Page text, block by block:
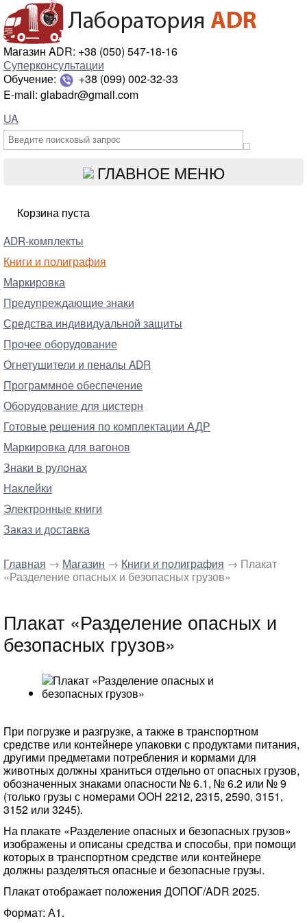
Магазин ADR: +38 (050) 547-18-16
Суперконсультации
Обучение:
+38 (099) 002-32-33
E-mail: glabadr@gmail.com
UA
ГЛАВНОЕ МЕНЮ
Корзина пуста
ADR-комплекты
Книги и полиграфия
Маркировка
Предупреждающие знаки
Средства индивидуальной защиты
Прочее оборудование
Огнетушители и пеналы ADR
Программное обеспечение
Оборудование для цистерн
Готовые решения по комплектации АДР
Маркировка для вагонов
Знаки в рулонах
Наклейки
Электронные книги
Заказ и доставка
Главная → Магазин → Книги и полиграфия → Плакат
«Разделение опасных и безопасных грузов»
Плакат «Разделение опасных и
безопасных грузов»
При погрузке и разгрузке, а также в транспортном
средстве или контейнере упаковки с продуктами питания,
другими предметами потребления и кормами для
животных должны храниться отдельно от опасных грузов,
обозначенных знаками опасности № 6.1, № 6.2 или № 9
(только грузы с номерами ООН 2212, 2315, 2590, 3151,
3152 или 3245).
На плакате «Разделение опасных и безопасных грузов»
изображены и описаны средства и способы, при помощи
которых в транспортном средстве или контейнере
должны разделяться опасные и безопасные грузы.
Плакат отображает положения ДОПОГ/ADR 2025.
Формат: А1.